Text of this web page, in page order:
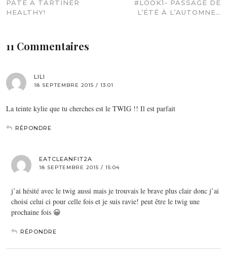
PÂTE À TARTINER
HEALTHY!
#LOOK1- PASSAGE DE
L’ÉTÉ À L’AUTOMNE…
11 Commentaires
LILI
18 SEPTEMBRE 2015 / 13:01
La teinte kylie que tu cherches est le TWIG !! Il est parfait
RÉPONDRE
EATCLEANFIT2A
18 SEPTEMBRE 2015 / 15:04
j’ai hésité avec le twig aussi mais je trouvais le brave plus clair donc j’ai
choisi celui ci pour celle fois et je suis ravie! peut être le twig une
prochaine fois 😀
RÉPONDRE